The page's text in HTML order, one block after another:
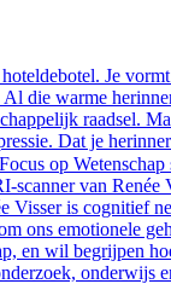
Je
Al die warme
raadsel.
Dat je
op
van Renée
Visser is cognitief
ons emotionele
en wil begrijpen
onderwijs